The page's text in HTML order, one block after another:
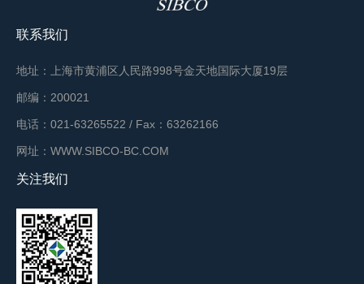
联系我们
地址：上海市黄浦区人民路998号金天地国际大厦19层
邮编：200021
电话：021-63265522 / Fax：63262166
网址：WWW.SIBCO-BC.COM
关注我们